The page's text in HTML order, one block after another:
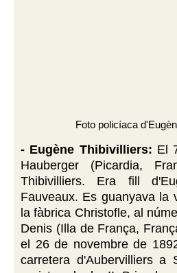
Foto policíaca
- Eugène Thibivilliers: El
Hauberger (Picardia,
Thibivilliers. Era fill
Fauveaux. Es guanyava la
la fàbrica Christofle, al
Denis (Illa de França,
el 26 de novembre de
carretera d'Aubervilliers a